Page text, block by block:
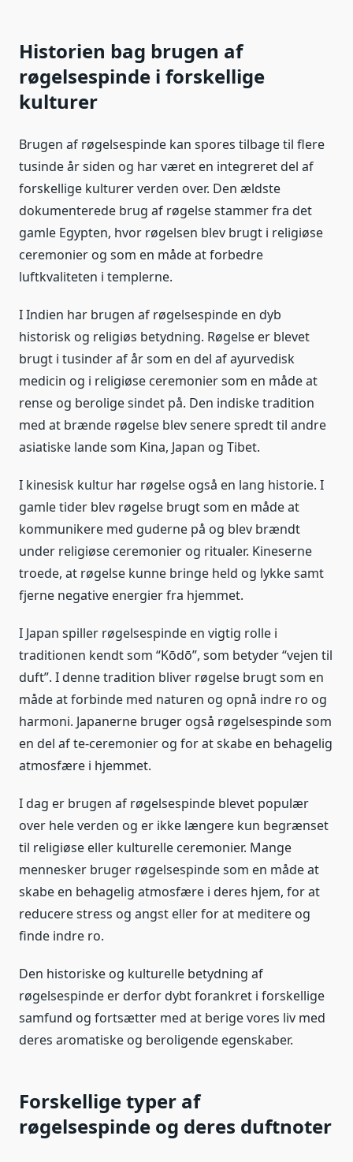
Historien bag brugen af
røgelsespinde i forskellige
kulturer
Brugen af røgelsespinde kan spores tilbage til flere
tusinde år siden og har været en integreret del af
forskellige kulturer verden over. Den ældste
dokumenterede brug af røgelse stammer fra det
gamle Egypten, hvor røgelsen blev brugt i religiøse
ceremonier og som en måde at forbedre
luftkvaliteten i templerne.
I Indien har brugen af røgelsespinde en dyb
historisk og religiøs betydning. Røgelse er blevet
brugt i tusinder af år som en del af ayurvedisk
medicin og i religiøse ceremonier som en måde at
rense og berolige sindet på. Den indiske tradition
med at brænde røgelse blev senere spredt til andre
asiatiske lande som Kina, Japan og Tibet.
I kinesisk kultur har røgelse også en lang historie. I
gamle tider blev røgelse brugt som en måde at
kommunikere med guderne på og blev brændt
under religiøse ceremonier og ritualer. Kineserne
troede, at røgelse kunne bringe held og lykke samt
fjerne negative energier fra hjemmet.
I Japan spiller røgelsespinde en vigtig rolle i
traditionen kendt som “Kōdō”, som betyder “vejen til
duft”. I denne tradition bliver røgelse brugt som en
måde at forbinde med naturen og opnå indre ro og
harmoni. Japanerne bruger også røgelsespinde som
en del af te-ceremonier og for at skabe en behagelig
atmosfære i hjemmet.
I dag er brugen af røgelsespinde blevet populær
over hele verden og er ikke længere kun begrænset
til religiøse eller kulturelle ceremonier. Mange
mennesker bruger røgelsespinde som en måde at
skabe en behagelig atmosfære i deres hjem, for at
reducere stress og angst eller for at meditere og
finde indre ro.
Den historiske og kulturelle betydning af
røgelsespinde er derfor dybt forankret i forskellige
samfund og fortsætter med at berige vores liv med
deres aromatiske og beroligende egenskaber.
Forskellige typer af
røgelsespinde og deres duftnoter